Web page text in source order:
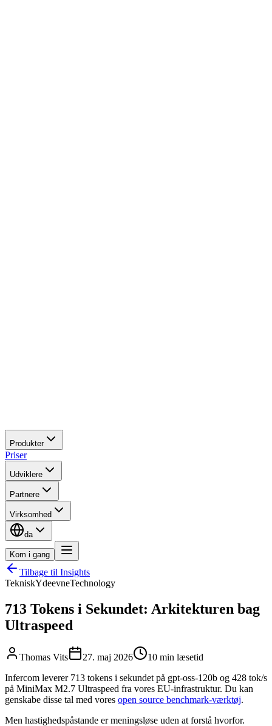
Produkter
Priser
Udviklere
Partnere
Virksomhed
da
Kom i gang
Tilbage til Insights
TekniskYdeevneTechnology
713 Tokens i Sekundet: Arkitekturen bag
Ultraspeed
Thomas Vits 27. maj 2026
10 min læsetid
Infercom leverer 713 tokens i sekundet på gpt-oss-120b og 428 tok/s
på MiniMax M2.7 Ultraspeed fra vores EU-infrastruktur. Du kan
genskabe disse tal med vores open source benchmark-værktøj.
Men hastighedspåstande er meningsløse uden at forstå hvorfor.